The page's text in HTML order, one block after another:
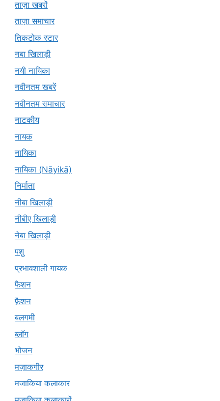
ताज़ा खबरों
ताज़ा समाचार
तिकटोक स्टार
नबा खिलाड़ी
नयी नायिका
नवीनतम खबरें
नवीनतम समाचार
नाटकीय
नायक
नायिका
नायिका (Nāyikā)
निर्माता
नीबा खिलाड़ी
नीबीए खिलाड़ी
नेबा खिलाड़ी
पशु
प्रभावशाली गायक
फैशन
फ़ैशन
बलगमी
ब्लॉग
भोजन
मज़ाकगीर
मजाकिया कलाकार